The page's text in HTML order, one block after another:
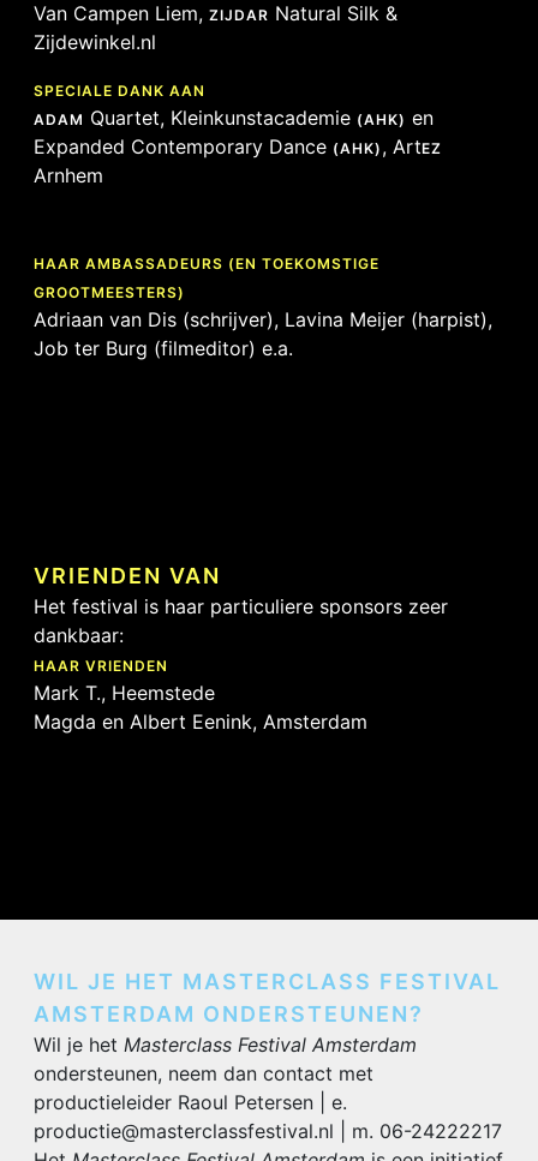
Van Campen Liem,ZIJDAR Natural Silk &
Zijdewinkel.nl
SPECIALE DANK AAN
ADAM Quartet, Kleinkunstacademie (AHK) en
Expanded Contemporary Dance (AHK) , ArtEZ
Arnhem
HAAR AMBASSADEURS (EN TOEKOMSTIGE
GROOTMEESTERS)
Adriaan van Dis (schrijver), Lavina Meijer (harpist),
Job ter Burg (filmeditor) e.a.
VRIENDEN VAN
Het festival is haar particuliere sponsors zeer
dankbaar:
HAAR VRIENDEN
Mark T., Heemstede
Magda en Albert Eenink, Amsterdam
WIL JE HET MASTERCLASS FESTIVAL
AMSTERDAM ONDERSTEUNEN?
Wil je hetMasterclass Festival Amsterdam
ondersteunen, neem dan contact met
productieleider Raoul Petersen | e.
productie@masterclassfestival.nl | m. 06-24222217